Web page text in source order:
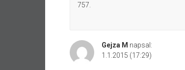
757.
Gejza M napsal:
1.1.2015 (17:29)